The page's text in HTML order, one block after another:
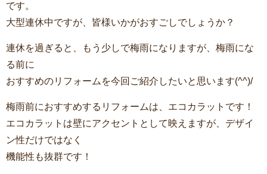
です。
大型連休中ですが、皆様いかがおすごしでしょうか？
連休を過ぎると、もう少しで梅雨になりますが、梅雨にな
る前に
おすすめのリフォームを今回ご紹介したいと思います(^^)/
梅雨前におすすめするリフォームは、エコカラットです！
エコカラットは壁にアクセントとして映えますが、デザイ
ン性だけではなく
機能性も抜群です！